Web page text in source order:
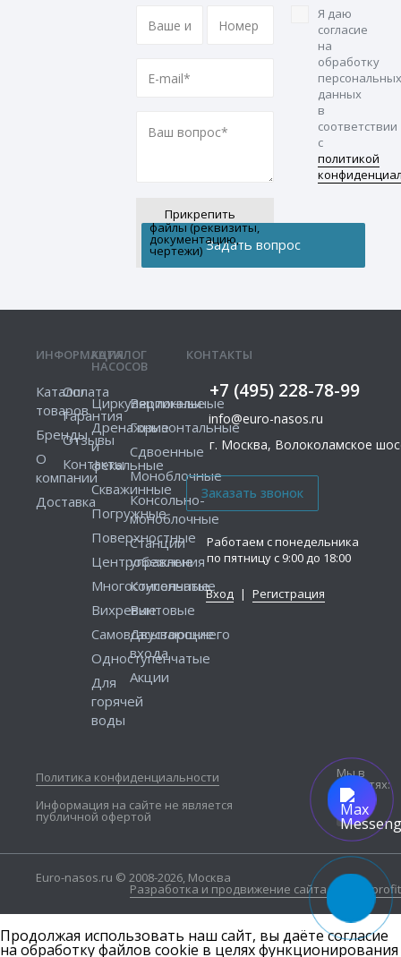
Прикрепить
файлы (реквизиты,
документацию,
чертежи)
Я даю
согласие
на
обработку
персональных
данных
в
соответствии
с
политикой
КОНТАКТЫ
+7 (495) 228-78-99
info@euro-nasos.ru
г. Москва, Волоколамское
Работаем с понедельника
по пятницу с 9:00 до 18:00
Вход | Регистрация
ИНФОРМАЦИЯ
Каталог
товаров
Бренды
О
компании
Доставка
Оплата
Гарантия
Отзывы
Контакты
КАТАЛОГ
НАСОСОВ
Циркуляционные
Дренажные
и
фекальные
Скважинные
Погружные
Поверхностные
Центробежные
Многоступенчатые
Вихревые
Самовсасывающие
Одноступенчатые
Для
горячей
воды
Вертикальные
Горизонтальные
Сдвоенные
Моноблочные
Консольно-
моноблочные
Станции
управления
Консольные
Винтовые
Двустороннего
входа
Акции
Политика конфиденциальности
Информация на сайте не является
публичной офертой
Мы в
соцсетях:
Euro-nasos.ru © 2008-2026, Москва
Разработка и продвижение сайта — Seo4profit
Продолжая использовать наш сайт, вы даёте согласие
на обработку файлов cookie в целях функционирования